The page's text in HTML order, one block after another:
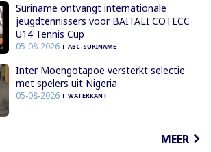
Suriname ontvangt internationale
jeugdtennissers voor BAITALI COTECC
U14 Tennis Cup
05-08-2026 ABC-SURINAME
Inter Moengotapoe versterkt selectie
met spelers uit Nigeria
05-08-2026 WATERKANT
MEER